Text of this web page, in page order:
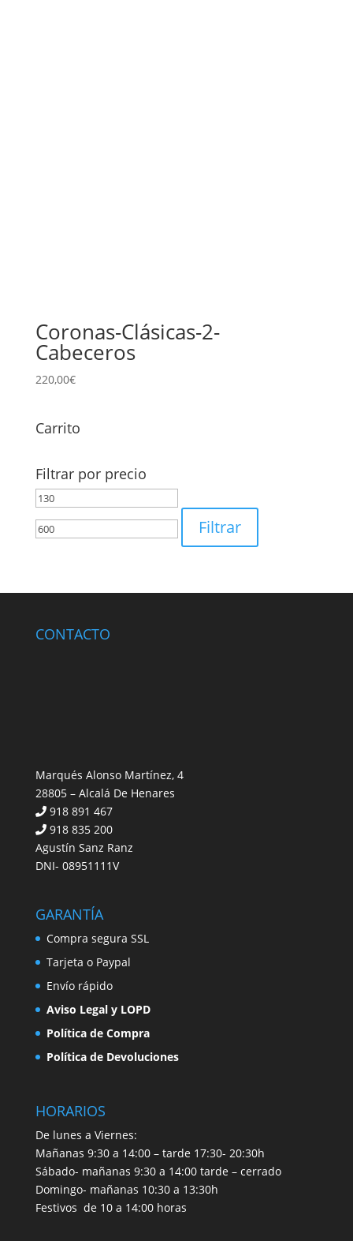
Coronas-Clásicas-2-
Cabeceros
220,00€
Carrito
Filtrar por precio
Precio
máximo
Filtrar
CONTACTO
Marqués Alonso Martínez, 4
28805 – Alcalá De Henares
918 891 467
918 835 200
Agustín Sanz Ranz
DNI- 08951111V
GARANTÍA
Compra segura SSL
Tarjeta o Paypal
Envío rápido
Aviso Legal y LOPD
Política de Compra
Política de Devoluciones
HORARIOS
De lunes a Viernes:
Mañanas 9:30 a 14:00 – tarde 17:30- 20:30h
Sábado- mañanas 9:30 a 14:00 tarde – cerrado
Domingo- mañanas 10:30 a 13:30h
Festivos de 10 a 14:00 horas